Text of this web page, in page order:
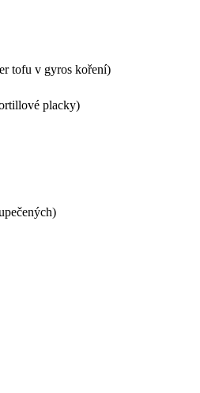
tofu v gyros koření)
placky)